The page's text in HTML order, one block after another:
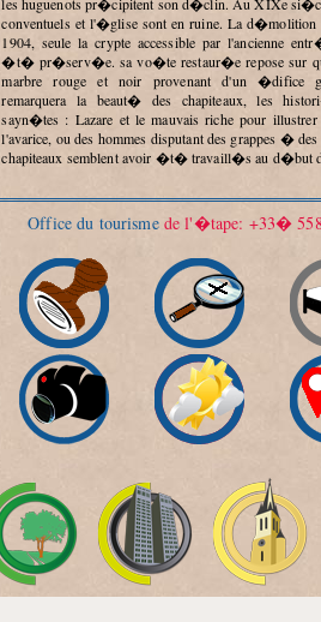
conventuels et l'�glise sont en ruine. La
1904, seule la crypte accessible par l'ancienne
�t� pr�serv�e. sa vo�te restaur�e repose sur
marbre rouge et noir provenant d'un �difice
remarquera la beaut� des chapiteaux, les
sayn�tes : Lazare et le mauvais riche pour
l'avarice, ou des hommes disputant des grappes � des
chapiteaux semblent avoir �t� travaill�s au d�but
Office du tourismede l'�tape: +33�